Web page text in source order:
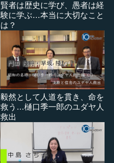
賢者は歴史に学び、愚者は経
験に学ぶ…本当に大切なこと
は？
毅然として人道を貫き、命を
救う…樋口季一郎のユダヤ人
救出